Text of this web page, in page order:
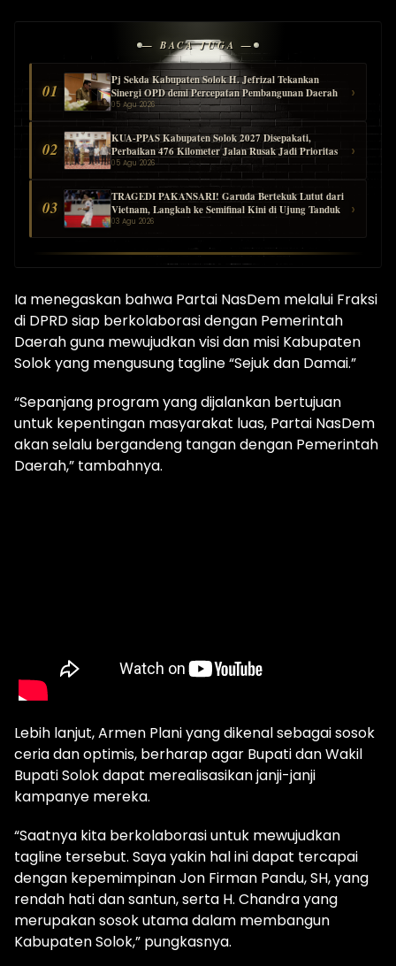
— BACA JUGA —
01
Pj Sekda Kabupaten Solok H. Jefrizal Tekankan
Sinergi OPD demi Percepatan Pembangunan Daerah
05 Agu 2026
›
02
KUA-PPAS Kabupaten Solok 2027 Disepakati,
Perbaikan 476 Kilometer Jalan Rusak Jadi Prioritas
05 Agu 2026
›
03
TRAGEDI PAKANSARI! Garuda Bertekuk Lutut dari
Vietnam, Langkah ke Semifinal Kini di Ujung Tanduk
03 Agu 2026
›
Ia menegaskan bahwa Partai NasDem melalui Fraksi
di DPRD siap berkolaborasi dengan Pemerintah
Daerah guna mewujudkan visi dan misi Kabupaten
Solok yang mengusung tagline “Sejuk dan Damai.”
“Sepanjang program yang dijalankan bertujuan
untuk kepentingan masyarakat luas, Partai NasDem
akan selalu bergandeng tangan dengan Pemerintah
Daerah,” tambahnya.
Lebih lanjut, Armen Plani yang dikenal sebagai sosok
ceria dan optimis, berharap agar Bupati dan Wakil
Bupati Solok dapat merealisasikan janji-janji
kampanye mereka.
“Saatnya kita berkolaborasi untuk mewujudkan
tagline tersebut. Saya yakin hal ini dapat tercapai
dengan kepemimpinan Jon Firman Pandu, SH, yang
rendah hati dan santun, serta H. Chandra yang
merupakan sosok utama dalam membangun
Kabupaten Solok,” pungkasnya.